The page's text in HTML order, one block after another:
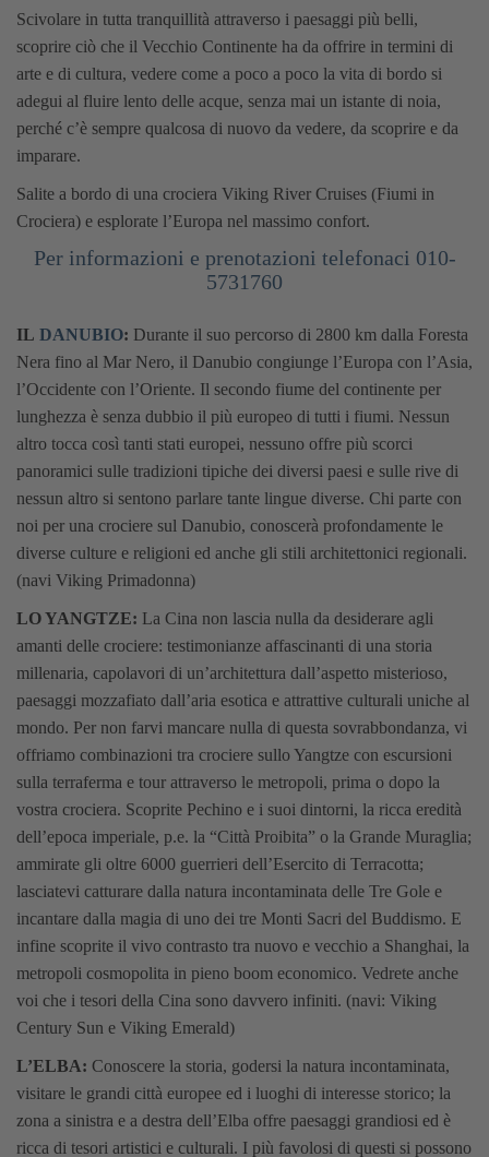
Scivolare in tutta tranquillità attraverso i paesaggi più belli,
scoprire ciò che il Vecchio Continente ha da offrire in termini di
arte e di cultura, vedere come a poco a poco la vita di bordo si
adegui al fluire lento delle acque, senza mai un istante di noia,
perché c’è sempre qualcosa di nuovo da vedere, da scoprire e da
imparare.
Salite a bordo di una crociera Viking River Cruises (Fiumi in
Crociera) e esplorate l’Europa nel massimo confort.
Per informazioni e prenotazioni telefonaci 010-
5731760
IL DANUBIO: Durante il suo percorso di 2800 km dalla Foresta
Nera fino al Mar Nero, il Danubio congiunge l’Europa con l’Asia,
l’Occidente con l’Oriente. Il secondo fiume del continente per
lunghezza è senza dubbio il più europeo di tutti i fiumi. Nessun
altro tocca così tanti stati europei, nessuno offre più scorci
panoramici sulle tradizioni tipiche dei diversi paesi e sulle rive di
nessun altro si sentono parlare tante lingue diverse. Chi parte con
noi per una crociere sul Danubio, conoscerà profondamente le
diverse culture e religioni ed anche gli stili architettonici regionali.
(navi Viking Primadonna)
LO YANGTZE: La Cina non lascia nulla da desiderare agli
amanti delle crociere: testimonianze affascinanti di una storia
millenaria, capolavori di un’architettura dall’aspetto misterioso,
paesaggi mozzafiato dall’aria esotica e attrattive culturali uniche al
mondo. Per non farvi mancare nulla di questa sovrabbondanza, vi
offriamo combinazioni tra crociere sullo Yangtze con escursioni
sulla terraferma e tour attraverso le metropoli, prima o dopo la
vostra crociera. Scoprite Pechino e i suoi dintorni, la ricca eredità
dell’epoca imperiale, p.e. la “Città Proibita” o la Grande Muraglia;
ammirate gli oltre 6000 guerrieri dell’Esercito di Terracotta;
lasciatevi catturare dalla natura incontaminata delle Tre Gole e
incantare dalla magia di uno dei tre Monti Sacri del Buddismo. E
infine scoprite il vivo contrasto tra nuovo e vecchio a Shanghai, la
metropoli cosmopolita in pieno boom economico. Vedrete anche
voi che i tesori della Cina sono davvero infiniti. (navi: Viking
Century Sun e Viking Emerald)
L’ELBA: Conoscere la storia, godersi la natura incontaminata,
visitare le grandi città europee ed i luoghi di interesse storico; la
zona a sinistra e a destra dell’Elba offre paesaggi grandiosi ed è
ricca di tesori artistici e culturali. I più favolosi di questi si possono